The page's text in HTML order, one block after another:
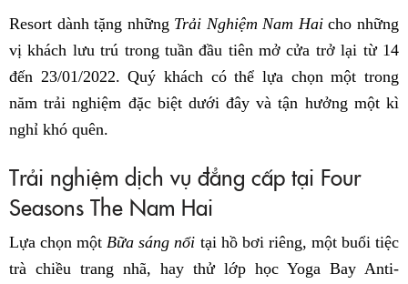
Resort dành tặng những Trải Nghiệm Nam Haicho những
vị khách lưu trú trong tuần đầu tiên mở cửa trở lại từ 14
đến 23/01/2022. Quý khách có thể lựa chọn một trong
năm trải nghiệm đặc biệt dưới đây và tận hưởng một kì
nghỉ khó quên.
Trải nghiệm dịch vụ đẳng cấp tại Four
Seasons The Nam Hai
Lựa chọn một Bữa sáng nổi tại hồ bơi riêng, một buổi tiệc
trà chiều trang nhã, hay thử lớp học Yoga Bay Anti-